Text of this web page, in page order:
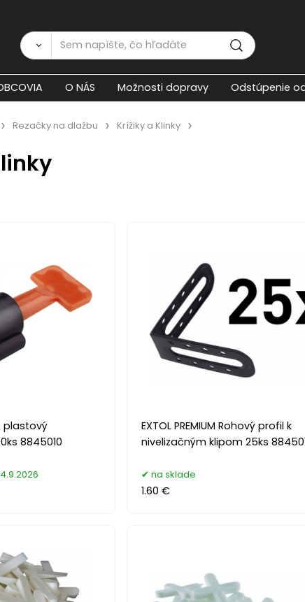
O NÁS Možnosti dopravy Odstúpenie
Rezačky na dlažbu Krížiky a Klinky
plastový
8845010
EXTOL PREMIUM Rohový profil k
nivelizačným klipom 25ks
na sklade
1.60 €